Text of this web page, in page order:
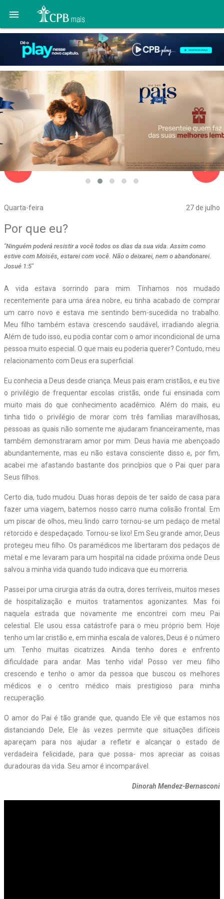

Quarta-feira 27 de julho
navigate_before
Por que eu?
"Ninguém poderá resistir a você todos os dias da sua vida. Assim como
estive com Moisés, estarei com você. Não o deixarei, nem o abandonarei.
Josué 1:5"
A vida estava sorrindo para mim. Tínhamos nos mudado
recentemente para uma área nobre, eu tinha acabado de comprar
um carro novo e estava me sentindo bem-sucedida no trabalho.
Meu filho também estava crescendo saudável, irradiando alegria.
Além de tudo isso, eu podia contar com o amor incondicional de uma
pessoa muito especial. O que mais eu poderia querer? Contudo, meu
relacionamento com Deus era superficial.
Eu conhecia a Deus desde criança. Meus pais eram cristãos, e eu tive
o privilégio de frequentar escolas cristãs, onde fui ensinada com
muito mais do que conhecimento acadêmico. Além do mais, eu
tinha tido o privilégio de morar com três famílias maravilhosas,
pessoas as quais não somente me ajudaram financeiramente, mas
também demonstraram amor por mim. Deus havia me abençoado
abundantemente, mas eu não estava consciente disso e, por fim,
acabei me afastando bastante dos princípios que o Pai quer para
Seus filhos.
Certo dia, tudo mudou. Duas horas depois de ter saído de casa para
fazer uma viagem, batemos nosso carro numa colisão frontal. Em
um piscar de olhos, meu lindo carro tornou-se um pedaço de metal
retorcido e despedaçado. Tornou-se lixo! Em Seu grande amor, Deus
protegeu meu filho. Os paramédicos me libertaram dos pedaços de
metal e me levaram para um hospital na cidade próxima onde Deus
salvou a minha vida quando tudo indicava que eu morreria.
Passei por uma cirurgia atrás da outra, dores terríveis, muitos meses
de hospitalização e muitos tratamentos agonizantes. Mas foi
naquela estrada que novamente me encontrei com meu Pai
celestial. Ele usou essa catástrofe para o meu próprio bem. Hoje
tenho um lar cristão e, em minha escala de valores, Deus é o número
um. Tenho muitas cicatrizes. Ainda tenho dores e enfrento
dificuldade para andar. Mas tenho vida! Posso ver meu filho
crescendo e tenho o amor da pessoa que buscou os melhores
médicos e o centro médico mais prestigioso para minha
recuperação.
O amor do Pai é tão grande que, quando Ele vê que estamos nos
distanciando Dele, Ele às vezes permite que situações difíceis
apareçam para nos ajudar a refletir e alcançar o estado de
verdadeira felicidade, para que possa- mos apreciar as coisas
duradouras da vida. Seu amor é incomparável.
Dinorah Mendez-Bernasconi
navigate_next